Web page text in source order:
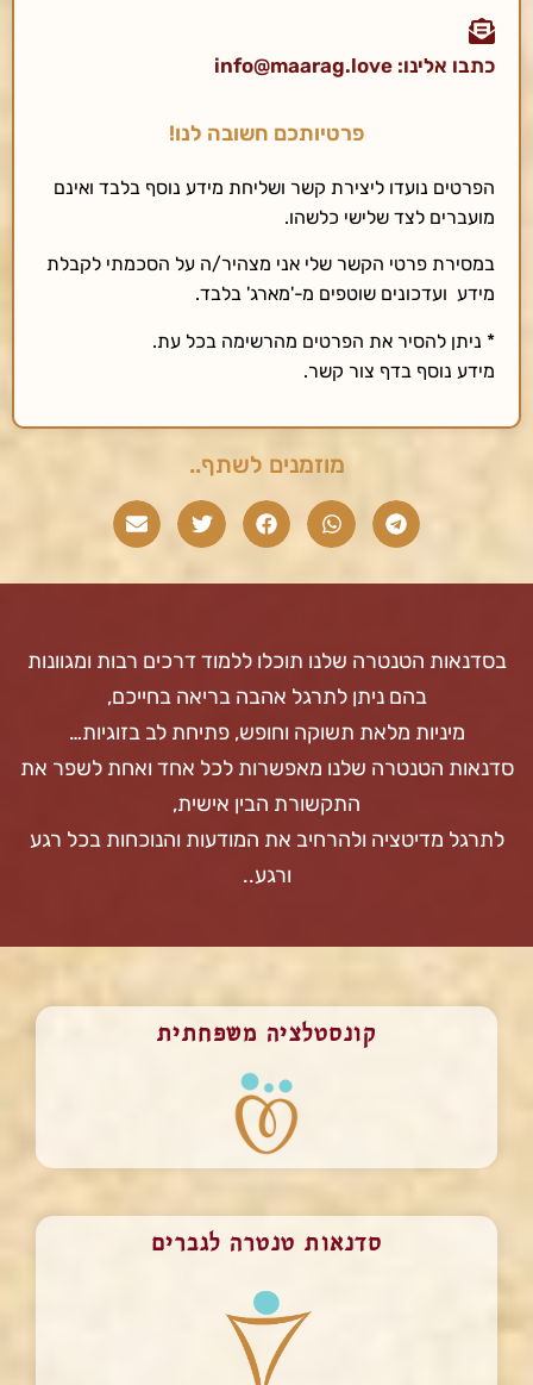
כתבו אלינו: info@maarag.love
פרטיותכם חשובה לנו!
הפרטים נועדו ליצירת קשר ושליחת מידע נוסף בלבד ואינם
מועברים לצד שלישי כלשהו.
במסירת פרטי הקשר שלי אני מצהיר/ה על הסכמתי לקבלת
מידע ועדכונים שוטפים מ-'מארג' בלבד.
* ניתן להסיר את הפרטים מהרשימה בכל עת.
מידע נוסף בדף צור קשר.
מוזמנים לשתף..
בסדנאות הטנטרה שלנו תוכלו ללמוד דרכים רבות ומגוונות
בהם ניתן לתרגל אהבה בריאה בחייכם,
מיניות מלאת תשוקה וחופש, פתיחת לב בזוגיות…
סדנאות הטנטרה שלנו מאפשרות לכל אחד ואחת לשפר את
התקשורת הבין אישית,
לתרגל מדיטציה ולהרחיב את המודעות והנוכחות בכל רגע
ורגע..
קונסטלציה משפחתית
סדנאות טנטרה לגברים